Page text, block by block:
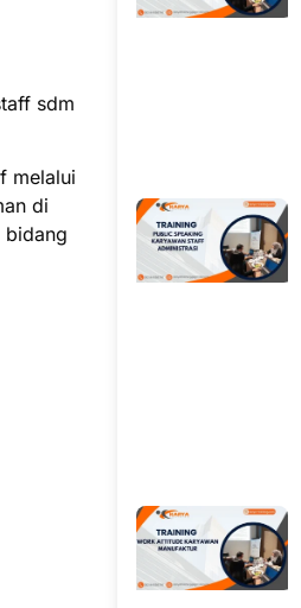
sdm
melalui
di
bidang